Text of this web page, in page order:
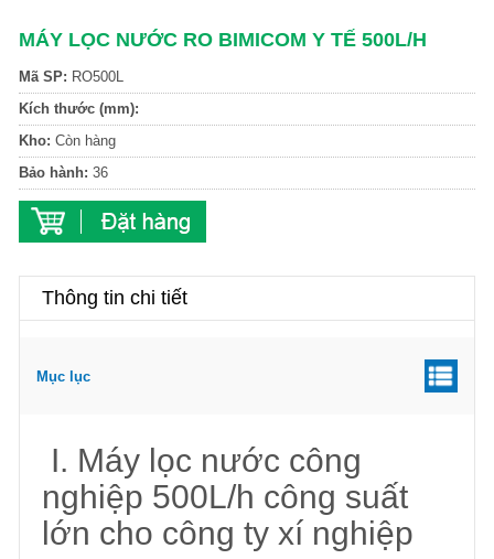
MÁY LỌC NƯỚC RO BIMICOM Y TẾ 500L/H
Mã SP: RO500L
Kích thước (mm):
Kho: Còn hàng
Bảo hành: 36
Thông tin chi tiết
Mục lục
I. Máy lọc nước công
nghiệp 500L/h công suất
lớn cho công ty xí nghiệp